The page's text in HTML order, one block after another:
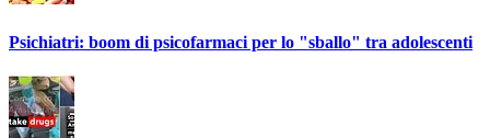
Psichiatri: boom di psicofarmaci per lo "sballo" tra adolescenti